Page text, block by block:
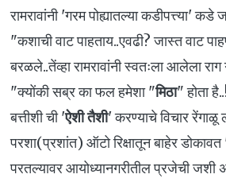
रामरावांनी 'गरम पोह्यातल्या कडीपत्त्या'
"कशाची वाट पाहताय..एवढी? जास्त वाट
बरळले..तेंव्हा रामरावांनी स्वतःला आलेला
"क्योंकी सब्र का फल हमेशा "मिठा" होता
बत्तीशी ची 'ऐशी तैशी' करण्याचे विचार रेंगाळू
परशा(प्रशांत) ऑटो रिक्षातून बाहेर
परतल्यावर आयोध्यानगरीतील प्रजेची जशी